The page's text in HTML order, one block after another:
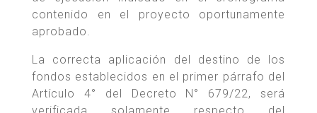
contenido en el proyecto oportunamente
aprobado.
La correcta aplicación del destino de los
fondos establecidos en el primer párrafo del
Artículo 4° del Decreto N° 679/22, será